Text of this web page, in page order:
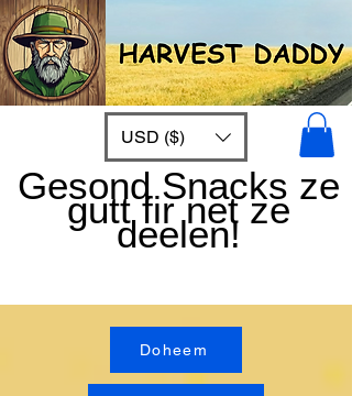
USD ($)
Gesond Snacks ze
gutt fir net ze
deelen!
Doheem